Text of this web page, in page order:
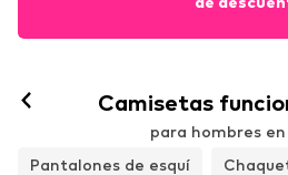
Camisetas
para hombres
Pantalones de esquí